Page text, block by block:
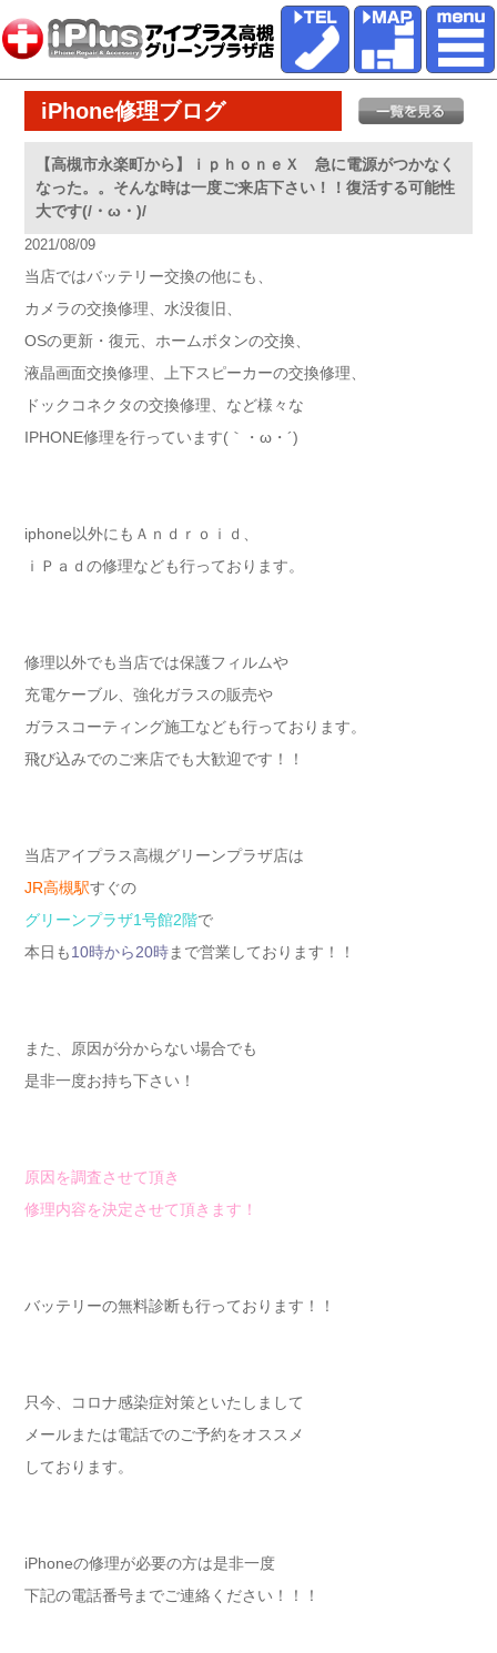
iPhone修理ブログ
【高槻市永楽町から】ｉｐｈｏｎｅＸ 急に電源がつかなく
なった。。そんな時は一度ご来店下さい！！復活する可能性
大です(/・ω・)/
2021/08/09
当店ではバッテリー交換の他にも、
カメラの交換修理、水没復旧、
OSの更新・復元、ホームボタンの交換、
液晶画面交換修理、上下スピーカーの交換修理、
ドックコネクタの交換修理、など様々な
IPHONE修理を行っています(｀・ω・´)ゞ
iphone以外にもＡｎｄｒｏｉｄ、
ｉＰａｄの修理なども行っております。
修理以外でも当店では保護フィルムや
充電ケーブル、強化ガラスの販売や
ガラスコーティング施工なども行っております。
飛び込みでのご来店でも大歓迎です！！
当店アイプラス高槻グリーンプラザ店は
JR高槻駅すぐの
グリーンプラザ1号館2階で
本日も10時から20時まで営業しております！！
また、原因が分からない場合でも
是非一度お持ち下さい！
原因を調査させて頂き
修理内容を決定させて頂きます！
バッテリーの無料診断も行っております！！
只今、コロナ感染症対策といたしまして
メールまたは電話でのご予約をオススメ
しております。
iPhoneの修理が必要の方は是非一度
下記の電話番号までご連絡ください！！！